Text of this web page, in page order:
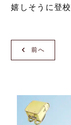
嬉しそうに登
前へ